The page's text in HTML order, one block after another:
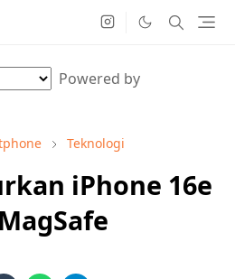
Powered by
Teknologi
iPhone 16e